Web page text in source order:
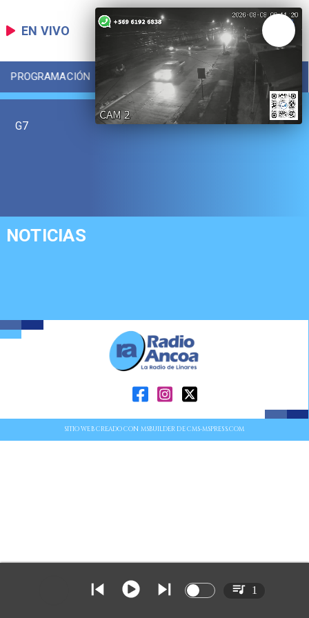
EN VIVO
PROGRAMACIÓN LOCAL DEPORTES
G7
NOTICIAS
SITIO WEB CREADO CON MSBUILDER DE CMS-MSPRESS.COM
1